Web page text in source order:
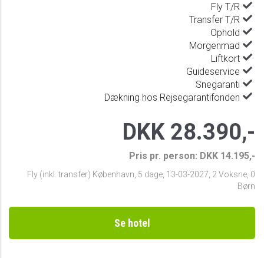
DKK 28.390,-
Pris pr. person: DKK 14.195,-
Fly (inkl. transfer) København 5 dage 13-03-2027 2 Voksne, 0
Børn
Fly T/R
Transfer T/R
Ophold
Morgenmad
Liftkort
Guideservice
Snegaranti
Dækning hos Rejsegarantifonden
Se hotel